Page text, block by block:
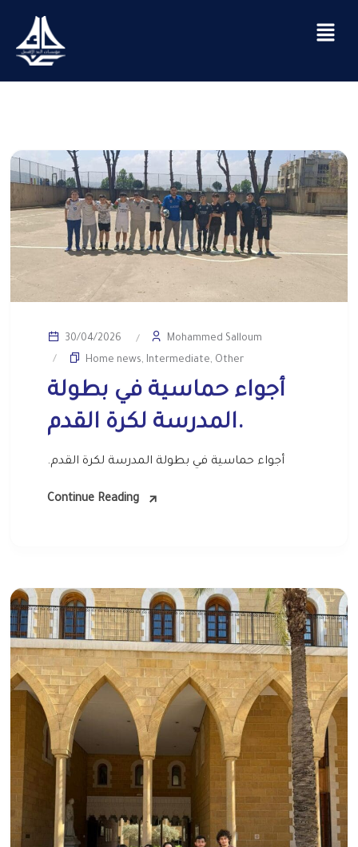
30/04/2026
Mohammed Salloum
Home news, Intermediate, Other
أجواء حماسية في بطولة
المدرسة لكرة القدم.
.أجواء حماسية في بطولة المدرسة لكرة القدم
Continue Reading